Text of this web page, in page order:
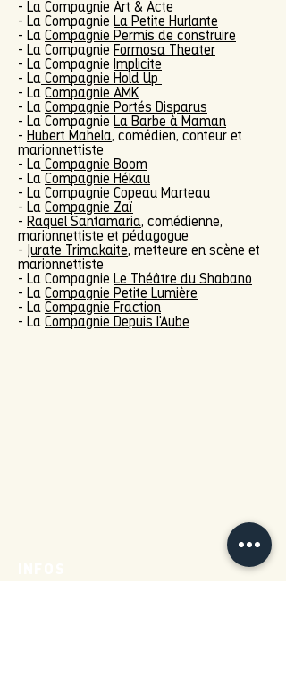
- La Compagnie Art & Acte
- La Compagnie La Petite Hurlante
- La Compagnie Permis de construire
- La Compagnie Formosa Theater
- La Compagnie Implicite
- La Compagnie Hold Up
- La Compagnie AMK
- La Compagnie Portés Disparus
- La Compagnie La Barbe à Maman
- Hubert Mahela, comédien, conteur et
marionnettiste
- La Compagnie Boom
- La Compagnie Hékau
- La Compagnie Copeau Marteau
- La Compagnie Zaï
- Raquel Santamaria, comédienne,
marionnettiste et pédagogue
- Jurate Trimakaite, metteure en scène et
marionnettiste
- La Compagnie Le Théâtre du Shabano
- La Compagnie Petite Lumière
- La Compagnie Fraction
- La Compagnie Depuis l'Aube